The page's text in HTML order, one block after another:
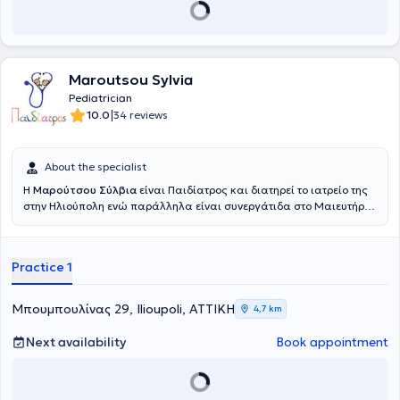
Maroutsou Sylvia
Pediatrician
10.0|34 reviews
About the specialist
Η Μαρούτσου Σύλβια είναι Παιδίατρος και διατηρεί το ιατρείο της
στην Ηλιούπολη ενώ παράλληλα είναι συνεργάτιδα στο Μαιευτήριο
Πατρών, από όπου έλαβε το πτυχίο της στην Ιατρική το 2009.
Πανεπιστημιακό Νοσοκομείο Πατρών «Παναγία η Βοήθεια» και στη
συνέχεια εξειδικεύτηκε στη Νεογνολογία στο Νοσοκομείο Παίδων
«Παναγιώτη και Αγλαΐας Κυριακού». Παράλληλα, απέκτησε
σημαντική εμπειρία στον τομέα της νεογνολογίας και της εντατικής
νοσηλείας νεογνών, εργαζόμενη ως Παιδίατρος σε Μονάδες
Εντατικής Νοσηλείας Νεογνών (ΜΕΝΝ) στα νοσοκομεία
Hôpital Universitaire Robert-Debré AP-HP στη Γαλλία. Είναι μέλος
Practice 1
Μπουμπουλίνας 29, Ilioupoli, ΑΤΤΙΚΗ 4,7 km
Next availability Book appointment